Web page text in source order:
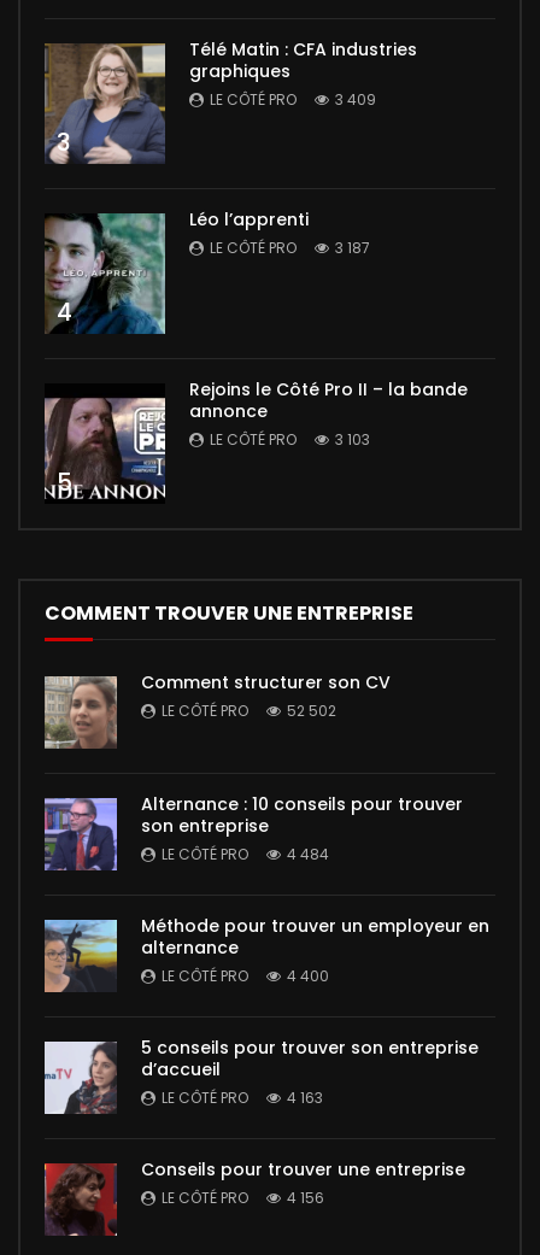
3
Télé Matin : CFA industries
graphiques
LE CÔTÉ PRO 3 409
4
Léo l’apprenti
LE CÔTÉ PRO 3 187
5
Rejoins le Côté Pro II – la bande
annonce
LE CÔTÉ PRO 3 103
COMMENT TROUVER UNE ENTREPRISE
Comment structurer son CV
LE CÔTÉ PRO 52 502
Alternance : 10 conseils pour trouver
son entreprise
LE CÔTÉ PRO 4 484
Méthode pour trouver un employeur en
alternance
LE CÔTÉ PRO 4 400
5 conseils pour trouver son entreprise
d’accueil
LE CÔTÉ PRO 4 163
Conseils pour trouver une entreprise
LE CÔTÉ PRO 4 156